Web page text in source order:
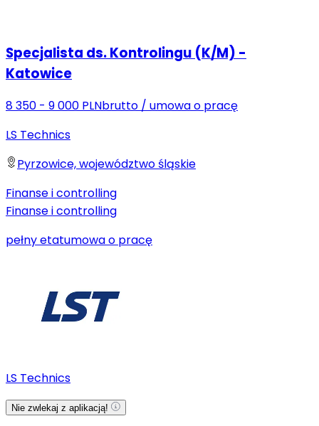
Specjalista ds. Kontrolingu (K/M) -
Katowice
8 350 - 9 000 PLNbrutto / umowa o pracę
LS Technics
Pyrzowice, województwo śląskie
Finanse i controlling
Finanse i controlling
pełny etatumowa o pracę
LS Technics
Nie zwlekaj z aplikacją!